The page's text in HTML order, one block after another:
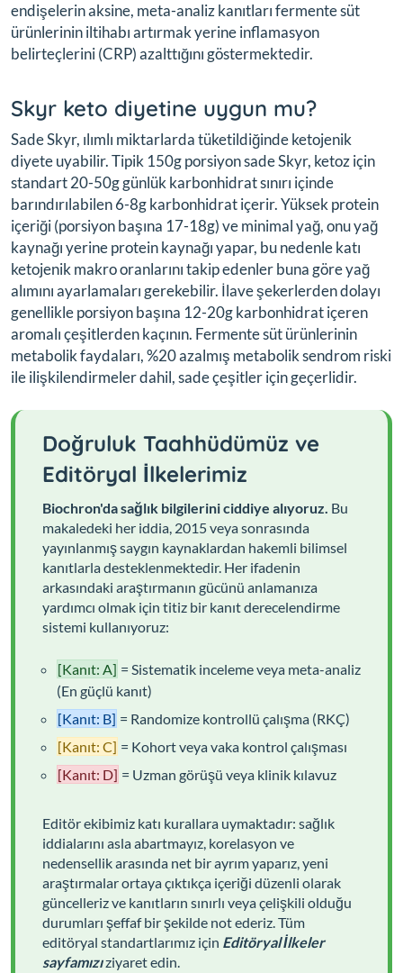
endişelerin aksine, meta-analiz kanıtları fermente süt
ürünlerinin iltihabı artırmak yerine inflamasyon
belirteçlerini (CRP) azalttığını göstermektedir.
Skyr keto diyetine uygun mu?
Sade Skyr, ılımlı miktarlarda tüketildiğinde ketojenik
diyete uyabilir. Tipik 150g porsiyon sade Skyr, ketoz için
standart 20-50g günlük karbonhidrat sınırı içinde
barındırılabilen 6-8g karbonhidrat içerir. Yüksek protein
içeriği (porsiyon başına 17-18g) ve minimal yağ, onu yağ
kaynağı yerine protein kaynağı yapar, bu nedenle katı
ketojenik makro oranlarını takip edenler buna göre yağ
alımını ayarlamaları gerekebilir. İlave şekerlerden dolayı
genellikle porsiyon başına 12-20g karbonhidrat içeren
aromalı çeşitlerden kaçının. Fermente süt ürünlerinin
metabolik faydaları, %20 azalmış metabolik sendrom riski
ile ilişkilendirmeler dahil, sade çeşitler için geçerlidir.
Doğruluk Taahhüdümüz ve
Editöryal İlkelerimiz
Biochron'da sağlık bilgilerini ciddiye alıyoruz. Bu
makaledeki her iddia, 2015 veya sonrasında
yayınlanmış saygın kaynaklardan hakemli bilimsel
kanıtlarla desteklenmektedir. Her ifadenin
arkasındaki araştırmanın gücünü anlamanıza
yardımcı olmak için titiz bir kanıt derecelendirme
sistemi kullanıyoruz:
[Kanıt: A] = Sistematik inceleme veya meta-analiz
(En güçlü kanıt)
[Kanıt: B] = Randomize kontrollü çalışma (RKÇ)
[Kanıt: C] = Kohort veya vaka kontrol çalışması
[Kanıt: D] = Uzman görüşü veya klinik kılavuz
Editör ekibimiz katı kurallara uymaktadır: sağlık
iddialarını asla abartmayız, korelasyon ve
nedensellik arasında net bir ayrım yaparız, yeni
araştırmalar ortaya çıktıkça içeriği düzenli olarak
güncelleriz ve kanıtların sınırlı veya çelişkili olduğu
durumları şeffaf bir şekilde not ederiz. Tüm
editöryal standartlarımız için Editöryal İlkeler
sayfamızıziyaret edin.